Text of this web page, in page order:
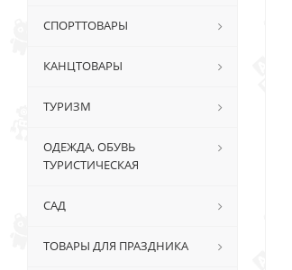
СПОРТТОВАРЫ
КАНЦТОВАРЫ
ТУРИЗМ
ОДЕЖДА, ОБУВЬ
ТУРИСТИЧЕСКАЯ
САД
ТОВАРЫ ДЛЯ ПРАЗДНИКА